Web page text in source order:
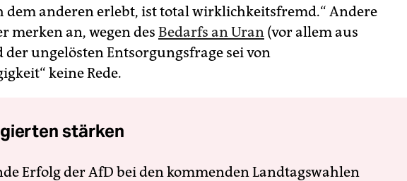
dem anderen erlebt, ist total wirklichkeitsfremd.“ Andere
merken an, wegen des Bedarfs an Uran (vor allem aus
ungelösten Entsorgungsfrage sei von
keine Rede.
stärken
Erfolg der AfD bei den kommenden Landtagswahlen